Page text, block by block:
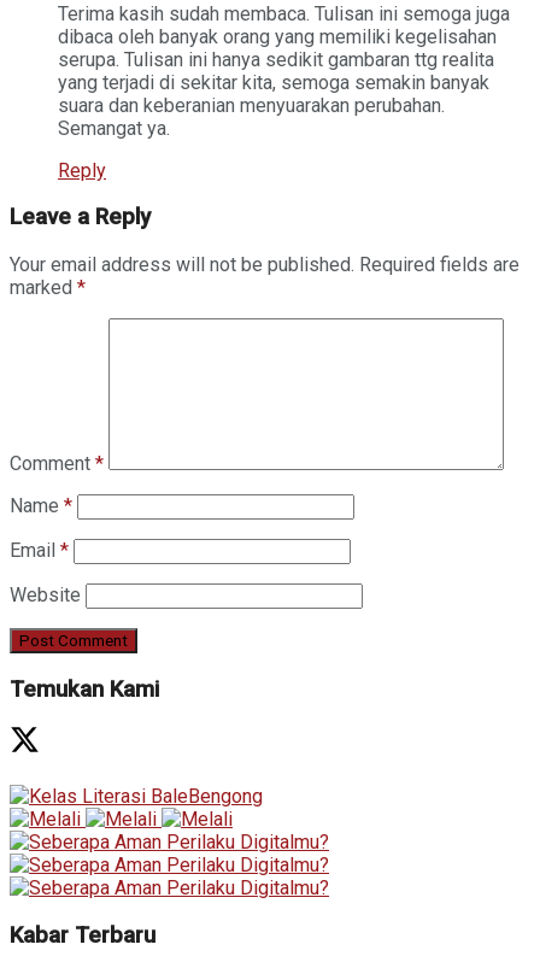
Terima kasih sudah membaca. Tulisan ini semoga juga
dibaca oleh banyak orang yang memiliki kegelisahan
serupa. Tulisan ini hanya sedikit gambaran ttg realita
yang terjadi di sekitar kita, semoga semakin banyak
suara dan keberanian menyuarakan perubahan.
Semangat ya.
Reply
Leave a Reply
Your email address will not be published. Required fields are
marked *
Comment *
Name *
Email *
Website
Temukan Kami
Kabar Terbaru